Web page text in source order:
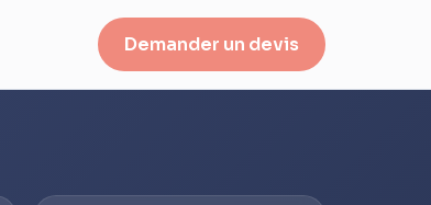
Demander un devis